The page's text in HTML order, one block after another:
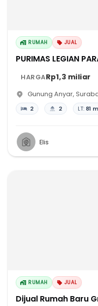
RUMAH JUAL
PURIMAS LEGIAN
HARGARp1,3 miliar
Gunung Anyar,
2 2 LT: 81
Elis
RUMAH JUAL
Dijual Rumah Baru